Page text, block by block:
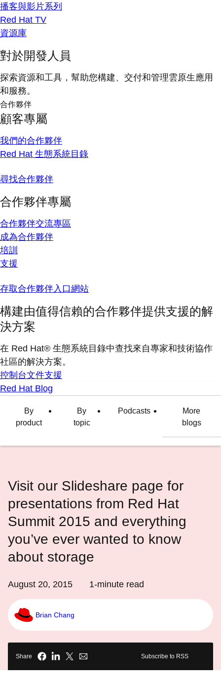
播客與影片系列
Red Hat TV
資源庫
對於開發人員
探索資源和工具，幫助您構建、交付和管理雲原生應用
和服務。
合作夥伴
顧客專屬
我們的合作夥伴
Red Hat 生態系統目錄
尋找合作夥伴
合作夥伴專屬
合作夥伴交流專區
成為合作夥伴
培訓
支援
存取合作夥伴入口網站
構建由值得信賴的合作夥伴提供支援的解
決方案
在 Red Hat® 生態系統目錄中查找來自專家和技術協作
社區的解決方案。
控制台文件支援
Red Hat Blog
By
product
By
topic
Podcasts
More
blogs
Visit our Slideshare page for
presentations from Red Hat
Summit 2015 and everything
you’ve ever wanted to know
about storage
August 20, 2015 1-minute read
Brian Chang
Share Subscribe to RSS